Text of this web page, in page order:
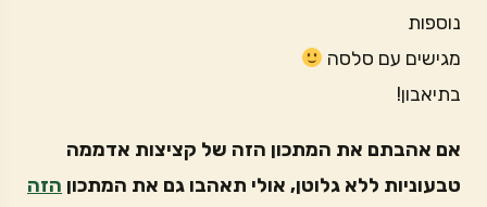
נוספות
מגישים עם סלסה
בתיאבון!
אם אהבתם את המתכון הזה של קציצות אדממה
טבעוניות ללא גלוטן, אולי תאהבו גם את המתכון הזה